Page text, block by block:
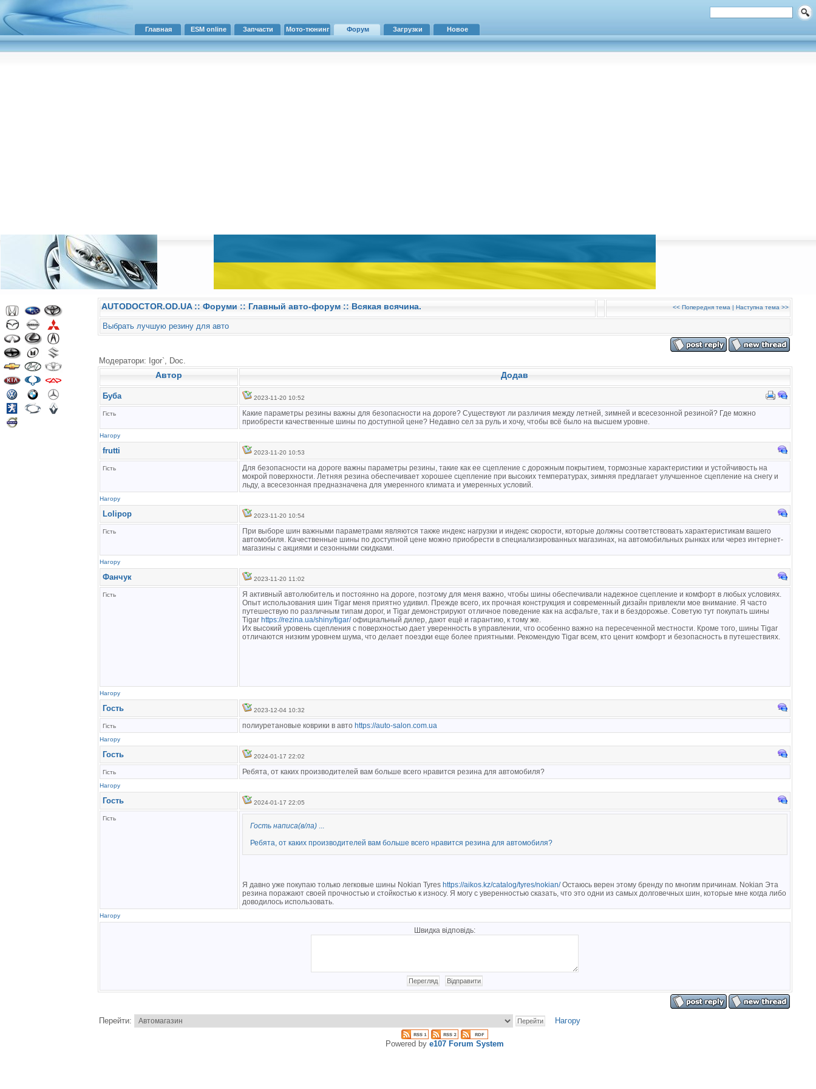
Главная ESM online Запчасти Мото-тюнинг Форум Загрузки Новое
AUTODOCTOR.OD.UA:: Форуми :: Главный авто-форум :: Всякая всячина. << Попередня тема | Наступна тема >>
Выбрать лучшую резину для авто
Модератори: Igor`, Doc.
Автор Додав
Буба 2023-11-20 10:52
Гість
Какие параметры резины важны для безопасности на дороге? Существуют ли различия между летней, зимней и всесезонной резиной? Где можно
приобрести качественные шины по доступной цене? Недавно сел за руль и хочу, чтобы всё было на высшем уровне.
Нагору
frutti 2023-11-20 10:53
Гість
Для безопасности на дороге важны параметры резины, такие как ее сцепление с дорожным покрытием, тормозные характеристики и устойчивость на
мокрой поверхности. Летняя резина обеспечивает хорошее сцепление при высоких температурах, зимняя предлагает улучшенное сцепление на снегу и
льду, а всесезонная предназначена для умеренного климата и умеренных условий.
Нагору
Lolipop 2023-11-20 10:54
Гість
При выборе шин важными параметрами являются также индекс нагрузки и индекс скорости, которые должны соответствовать характеристикам вашего
автомобиля. Качественные шины по доступной цене можно приобрести в специализированных магазинах, на автомобильных рынках или через интернет-
магазины с акциями и сезонными скидками.
Нагору
Фанчук 2023-11-20 11:02
Гість
Я активный автолюбитель и постоянно на дороге, поэтому для меня важно, чтобы шины обеспечивали надежное сцепление и комфорт в любых условиях.
Опыт использования шин Tigar меня приятно удивил. Прежде всего, их прочная конструкция и современный дизайн привлекли мое внимание. Я часто
путешествую по различным типам дорог, и Tigar демонстрируют отличное поведение как на асфальте, так и в бездорожье. Советую тут покупать шины
Tigar https://rezina.ua/shiny/tigar/официальный дилер, дают ещё и гарантию, к тому же.
Их высокий уровень сцепления с поверхностью дает уверенность в управлении, что особенно важно на пересеченной местности. Кроме того, шины Tigar
отличаются низким уровнем шума, что делает поездки еще более приятными. Рекомендую Tigar всем, кто ценит комфорт и безопасность в путешествиях.
Нагору
Гость 2023-12-04 10:32
Гість полиуретановые коврики в авто https://auto-salon.com.ua
Нагору
Гость 2024-01-17 22:02
Гість Ребята, от каких производителей вам больше всего нравится резина для автомобиля?
Нагору
Гость 2024-01-17 22:05
Гість
Гость написа(в/ла)...
Ребята, от каких производителей вам больше всего нравится резина для автомобиля?
Я давно уже покупаю только легковые шины Nokian Tyres https://aikos.kz/catalog/tyres/nokian/Остаюсь верен этому бренду по многим причинам. Nokian Эта
резина поражают своей прочностью и стойкостью к износу. Я могу с уверенностью сказать, что это одни из самых долговечных шин, которые мне когда либо
доводилось использовать.
Нагору
Швидка відповідь:
Перейти: Нагору
Powered by e107 Forum System